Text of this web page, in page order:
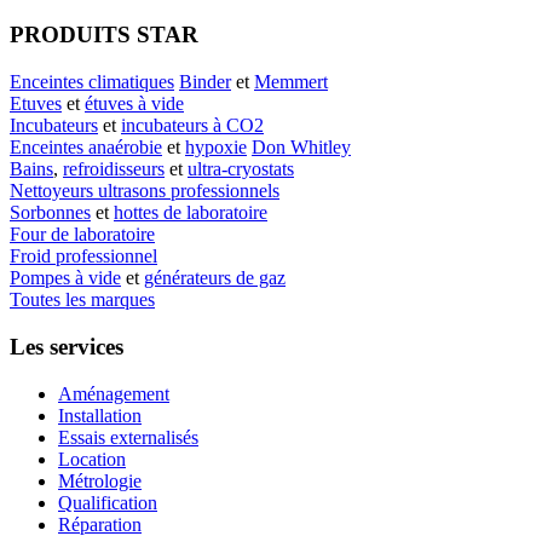
PRODUITS STAR
Enceintes climatiques Binderet Memmert
Etuves et étuves à vide
Incubateurs et incubateurs à CO2
Enceintes anaérobie et hypoxie Don Whitley
Bains, refroidisseurs et ultra-cryostats
Nettoyeurs ultrasons professionnels
Sorbonnes et hottes de laboratoire
Four de laboratoire
Froid professionnel
Pompes à vide et générateurs de gaz
Toutes les marques
Les services
Aménagement
Installation
Essais externalisés
Location
Métrologie
Qualification
Réparation